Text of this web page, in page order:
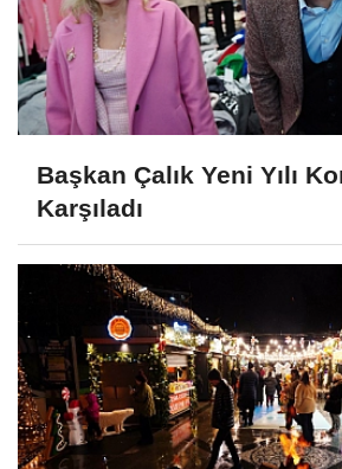
Başkan Çalık Yeni Yılı
Karşıladı